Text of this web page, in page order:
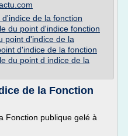
de la fonction
du point d'indice fonction
point d'indice de la
d'indice de la fonction
du point d indice de la
de la Fonction
Fonction publique gelé à